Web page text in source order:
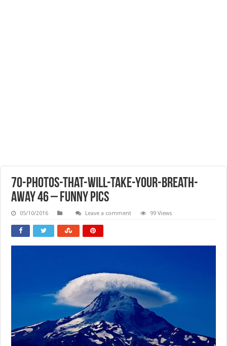
70-Photos-That-Will-Take-Your-Breath-
Away 46 – Funny Pics
05/10/2016 Leave a comment 99 Views